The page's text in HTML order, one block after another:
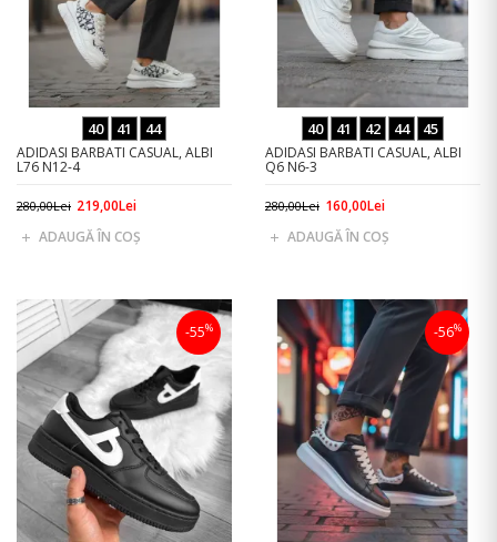
40 41 44
ADIDASI BARBATI CASUAL, ALBI
L76 N12-4
280,00Lei 219,00Lei
ADAUGĂ ÎN COŞ
40 41 42 44 45
ADIDASI BARBATI CASUAL, ALBI
Q6 N6-3
280,00Lei 160,00Lei
ADAUGĂ ÎN COŞ
-55% -56%